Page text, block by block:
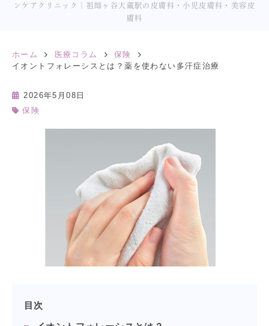
ンケアクリニック｜祖師ヶ谷大蔵駅の皮膚科・小児皮膚科・美容皮
膚科
ホーム 医療コラム
保険
イオントフォレーシスとは？薬を使わない多汗症治療
2026年5月08日
保険
目次